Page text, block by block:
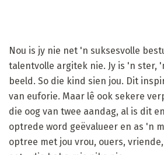
Nou is jy nie net 'n suksesvolle
talentvolle argitek nie. Jy is 'n ster,
beeld. So die kind sien jou. Dit
van euforie. Maar lê ook sekere
die oog van twee aandag, al is dit
optrede word geëvalueer en as 'n
optree met jou vrou, ouers,